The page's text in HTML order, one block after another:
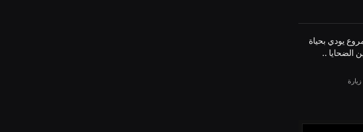
يودي بحياة
الضحايا ..
زيارة